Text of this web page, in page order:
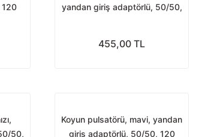
yandan giriş adaptörlü, 50/50,
455,00 TL
50,
Koyun pulsatörü, mavi, yandan
giriş adaptörlü, 50/50, 120